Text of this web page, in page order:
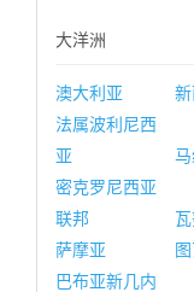
大洋洲
澳大利亚
法属波利尼西
亚
密克罗尼西亚
联邦
萨摩亚
巴布亚新几内